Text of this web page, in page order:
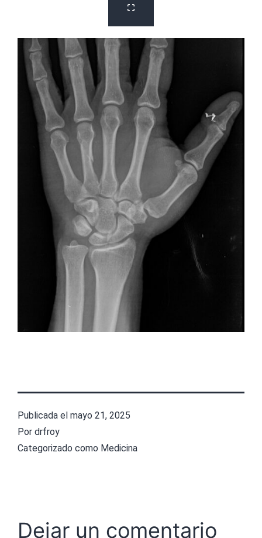
Publicada el mayo 21, 2025
Por drfroy
Categorizado como Medicina
Dejar un comentario